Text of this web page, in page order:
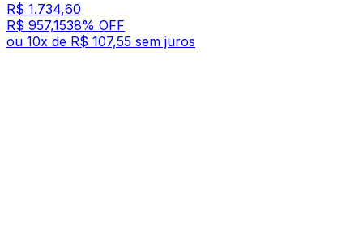
R$ 1.734,60
R$ 957,1538% OFF
ou 10x de R$ 107,55 sem juros